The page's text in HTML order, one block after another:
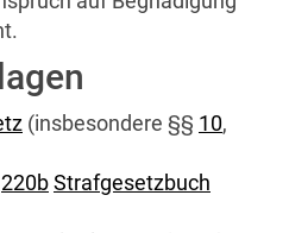
(insbesondere §§ 10,
220bStrafgesetzbuch